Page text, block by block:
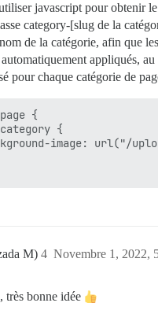
javascript pour obtenir
category-[slug de la
de la catégorie, afin que
appliqués, au
pour chaque catégorie de
{
{
image: url("/
M) Novembre 1, 2022,
4
très bonne idée